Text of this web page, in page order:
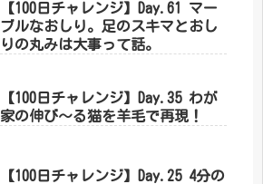
【100日チャレンジ】Day.61 マー
ブルなおしり。足のスキマとおし
りの丸みは大事って話。
【100日チャレンジ】Day.35 わが
家の伸び〜る猫を羊毛で再現！
【100日チャレンジ】Day.25 4分の